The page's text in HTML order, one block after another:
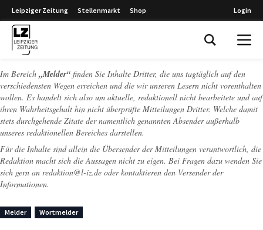
Leipziger Zeitung Stellenmarkt Shop Login
Im Bereich „Melder“ finden Sie Inhalte Dritter, die uns tagtäglich auf den
verschiedensten Wegen erreichen und die wir unseren Lesern nicht vorenthalten
wollen. Es handelt sich also um aktuelle, redaktionell nicht bearbeitete und auf
ihren Wahrheitsgehalt hin nicht überprüfte Mitteilungen Dritter. Welche damit
stets durchgehende Zitate der namentlich genannten Absender außerhalb
unseres redaktionellen Bereiches darstellen.
Für die Inhalte sind allein die Übersender der Mitteilungen verantwortlich, die
Redaktion macht sich die Aussagen nicht zu eigen. Bei Fragen dazu wenden Sie
sich gern an redaktion@l-iz.de oder kontaktieren den Versender der
Informationen.
Melder Wortmelder